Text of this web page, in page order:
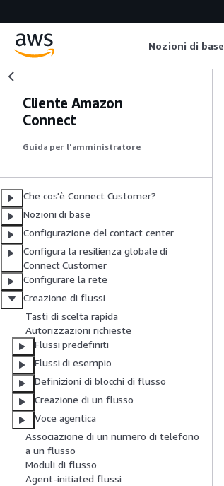
Nozioni di base
Cliente Amazon
Connect
Guida per l'amministratore
Che cos'è Connect Customer?
Nozioni di base
Configurazione del contact center
Configura la resilienza globale di
Connect Customer
Configurare la rete
Creazione di flussi
Tasti di scelta rapida
Autorizzazioni richieste
Flussi predefiniti
Flussi di esempio
Definizioni di blocchi di flusso
Creazione di un flusso
Voce agentica
Associazione di un numero di telefono
a un flusso
Moduli di flusso
Agent-initiated flussi